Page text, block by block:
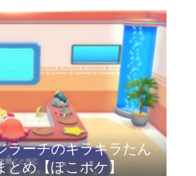
ラーチのキラキラたん
とめ【ぽこポケ】